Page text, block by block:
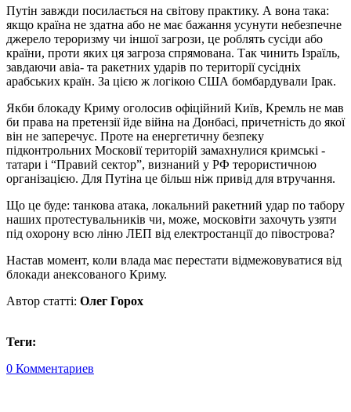
Путін завжди посилається на світову практику. А вона така:
якщо країна не здатна або не має бажання усунути небезпечне
джерело тероризму чи іншої загрози, це роблять сусіди або
країни, проти яких ця загроза спрямована. Так чинить Ізраїль,
завдаючи авіа- та ракетних ударів по території сусідніх
арабських країн. За цією ж логікою США бомбардували Ірак.
Якби блокаду Криму оголосив офіційний Київ, Кремль не мав
би права на претензії йде війна на Донбасі, причетність до якої
він не заперечує. Проте на енергетичну безпеку
підконтрольних Московії територій замахнулися кримські ­
татари і “Правий сектор”, визнаний у РФ терористичною
організацією. Для Путіна це більш ніж привід для втру­чання.
Що це буде: танкова атака, локальний ракетний удар по табору
наших протестувальників чи, може, московіти захочуть узяти
під охорону всю ліню ЛЕП від електростанції до півострова?
Настав момент, коли влада має перестати відмежовуватися від
блокади анексованого Криму.
Автор статті: Олег Горох
Теги:
0 Комментариев